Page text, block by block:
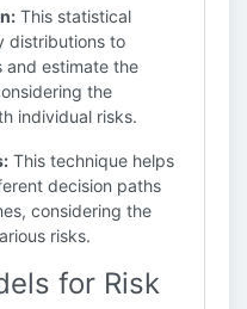
This statistical
distributions to
and estimate the
the
individual risks.
This technique helps
decision paths
considering the
risks.
for Risk